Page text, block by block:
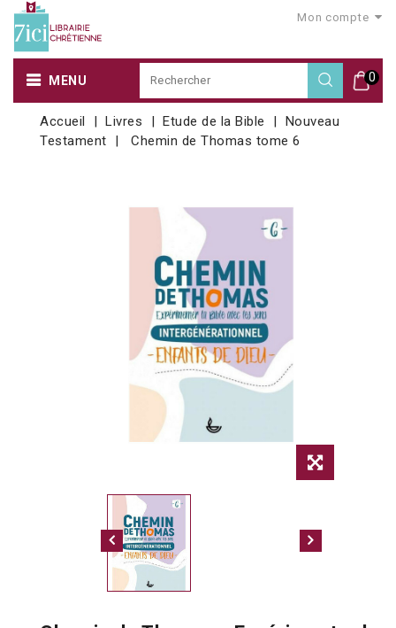
Mon compte
0
MENU
Accueil Livres Etude de la Bible
Nouveau
Testament
Chemin de Thomas tome 6